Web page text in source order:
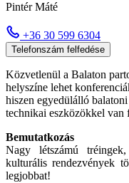
Pintér Máté
+36 30 599 6304
Telefonszám felfedése
Közvetlenül a Balaton
helyszíne lehet
hiszen egyedülálló
technikai eszközökkel van
Bemutatkozás
Nagy létszámú tréingek,
kulturális rendezvények
legjobbat!